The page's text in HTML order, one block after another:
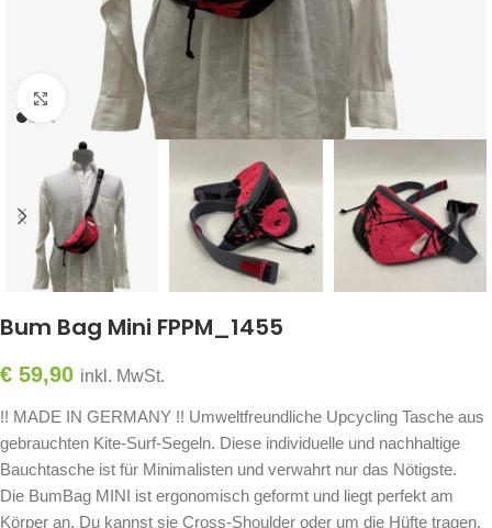
Click to enlarge
Bum Bag Mini FPPM_1455
€ 59,90 inkl. MwSt.
!! MADE IN GERMANY !! Umweltfreundliche Upcycling Tasche aus
gebrauchten Kite-Surf-Segeln. Diese individuelle und nachhaltige
Bauchtasche ist für Minimalisten und verwahrt nur das Nötigste.
Die BumBag MINI ist ergonomisch geformt und liegt perfekt am
Körper an. Du kannst sie Cross-Shoulder oder um die Hüfte tragen.